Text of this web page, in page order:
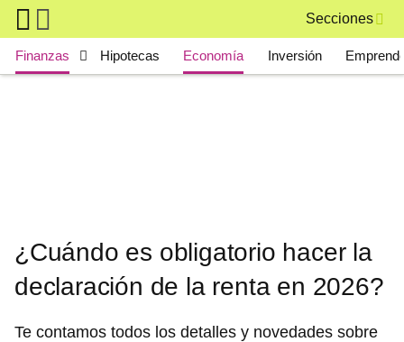
Skip to main content
Secciones
Main navigation
Finanzas Hipotecas Economía Inversión
¿Cuándo es obligatorio hacer la
declaración de la renta en 2026?
Te contamos todos los detalles y novedades sobre